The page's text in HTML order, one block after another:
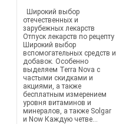
Широкий выбор
отечественных и
зарубежных лекарств
Отпуск лекарств по рецепту
Широкий выбор
вспомогательных средств и
добавок. Особенно
выделяем Terra Nova с
частыми скидками и
акциями, а также
бесплатным измерением
уровня витаминов и
минералов, а также Solgar
и Now Каждую четве...